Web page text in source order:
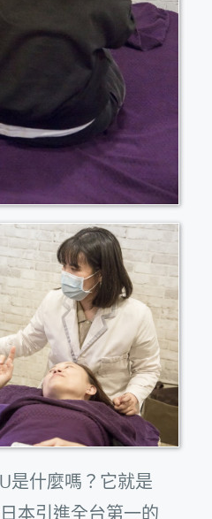
是什麼嗎？它就是
本引進全台第一的